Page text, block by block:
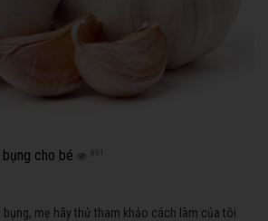
cho bé 891
bụng, mẹ hãy thử tham khảo cách làm của tôi